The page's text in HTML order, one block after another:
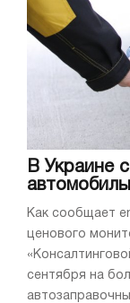
В Украине
Как сообщает
ценового
сентября на